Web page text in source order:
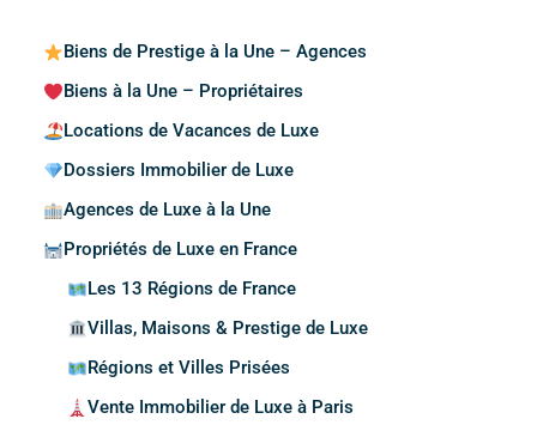
Biens de Prestige à la Une – Agences
Biens à la Une – Propriétaires
Locations de Vacances de Luxe
Dossiers Immobilier de Luxe
Agences de Luxe à la Une
Propriétés de Luxe en France
Les 13 Régions de France
Villas, Maisons & Prestige de Luxe
Régions et Villes Prisées
Vente Immobilier de Luxe à Paris